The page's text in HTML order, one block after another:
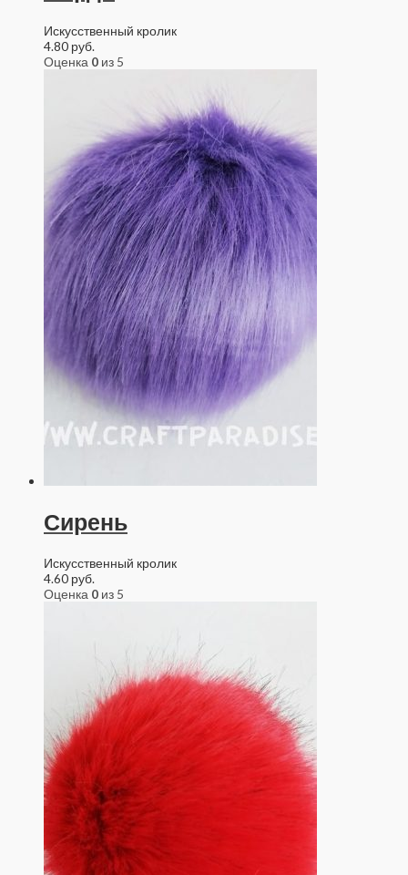
Искусственный кролик
4.80 руб.
Оценка 0 из 5
Сирень
Искусственный кролик
4.60 руб.
Оценка 0 из 5